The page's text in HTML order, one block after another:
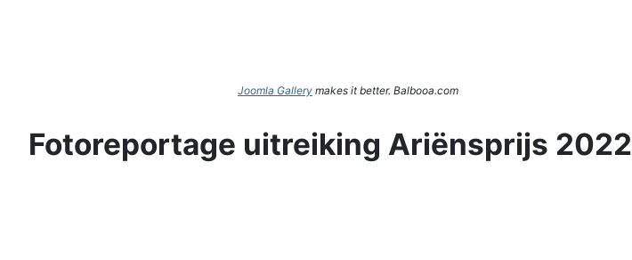
Joomla Gallery makes it better. Balbooa.com
Fotoreportage uitreiking Ariënsprijs 2022